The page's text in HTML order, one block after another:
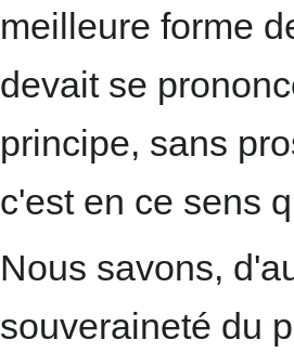
meilleure forme
devait se
principe, sans
c'est en ce sens
Nous savons,
souveraineté du